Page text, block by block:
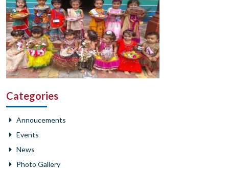
Categories
Annoucements
Events
News
Photo Gallery